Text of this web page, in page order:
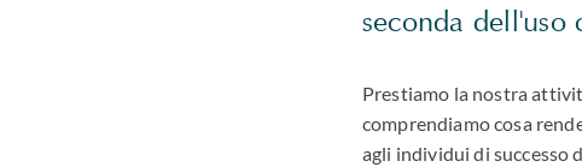
seconda dell'uso
Prestiamo la nostra
comprendiamo cosa
agli individui di successo